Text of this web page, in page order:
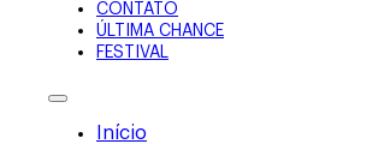
CONTATO
ÚLTIMA CHANCE
FESTIVAL
Início